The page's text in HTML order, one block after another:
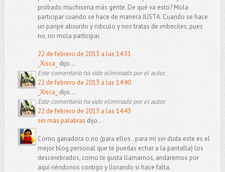
probado muchisima más gente. De qué va esto? Mola
participar cuando se hace de manera JUSTA. Cuando se hace
un paripé absurdo y ridiculo y nos tratas de imbeciles, pues
no, no mola participar.
22 de febrero de 2013 a las 14:31
_Xisca_ dijo...
Este comentario ha sido eliminado por el autor.
22 de febrero de 2013 a las 14:40
_Xisca_ dijo...
Este comentario ha sido eliminado por el autor.
22 de febrero de 2013 a las 14:43
sin más palabrasdijo...
Como ganadora o no (para ellos.. para mí sin duda este es el
mejor blog personal que te puedas echar a la pantalla) los
descerebrados, como te gusta llamarnos, andaremos por
aquí riéndonos contigo y llorando si hace falta.